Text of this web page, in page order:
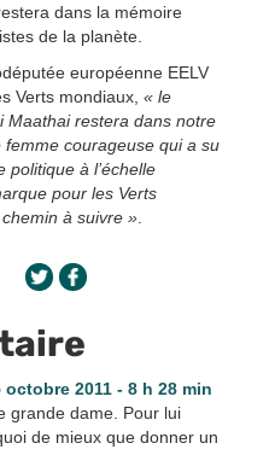
dans la mémoire
de la planète.
européenne EELV
Verts mondiaux, « le
Maathai restera dans notre
femme courageuse qui a su
politique à l’échelle
pour les Verts
à suivre »
octobre 2011 - 8 h 28 min
grande dame. Pour lui
de mieux que donner un